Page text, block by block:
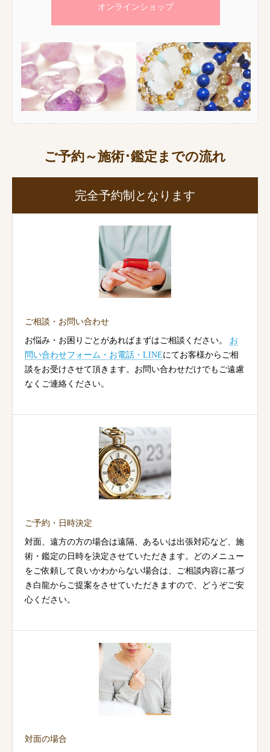
オンラインショップ
ご予約～施術･鑑定までの流れ
完全予約制となります
ご相談・お問い合わせ
お悩み・お困りごとがあればまずはご相談ください。 お
問い合わせフォーム・お電話・LINEにてお客様からご相
談をお受けさせて頂きます。お問い合わせだけでもご遠慮
なくご連絡ください。
ご予約・日時決定
対面、遠方の方の場合は遠隔、あるいは出張対応など、施
術・鑑定の日時を決定させていただきます。どのメニュー
をご依頼して良いかわからない場合は、ご相談内容に基づ
き白龍からご提案をさせていただきますので、どうぞご安
心ください。
対面の場合